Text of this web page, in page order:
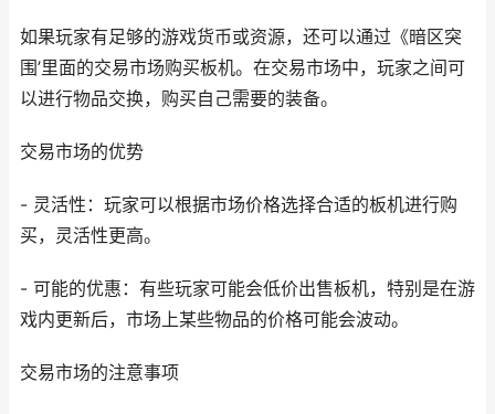
如果玩家有足够的游戏货币或资源，还可以通过《暗区突
围’里面的交易市场购买板机。在交易市场中，玩家之间可
以进行物品交换，购买自己需要的装备。
交易市场的优势
- 灵活性：玩家可以根据市场价格选择合适的板机进行购
买，灵活性更高。
- 可能的优惠：有些玩家可能会低价出售板机，特别是在游
戏内更新后，市场上某些物品的价格可能会波动。
交易市场的注意事项